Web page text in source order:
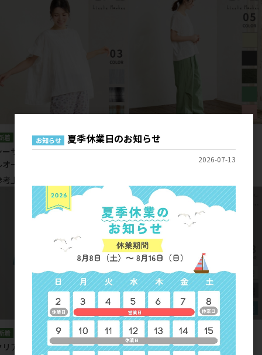
ーサイドチェック 前後２ＷＡＹプ
ーバー
上代
エンバー パンツ
リアパス Ｔシャツ
ジョイロゴ Ｔシャツ
お知らせ 夏季休業日のお知らせ
2026-07-13